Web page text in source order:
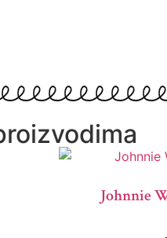
Johnnie